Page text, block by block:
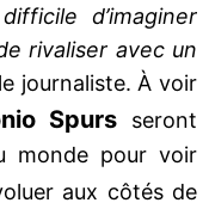
d’imaginer
rivaliser avec un
journaliste. À voir
Spurs seront
monde pour voir
aux côtés de